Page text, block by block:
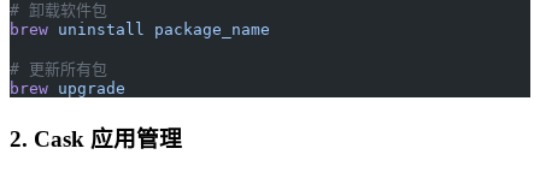
# 卸载软件包
brew uninstall package_name
# 更新所有包
brew upgrade
2. Cask 应用管理